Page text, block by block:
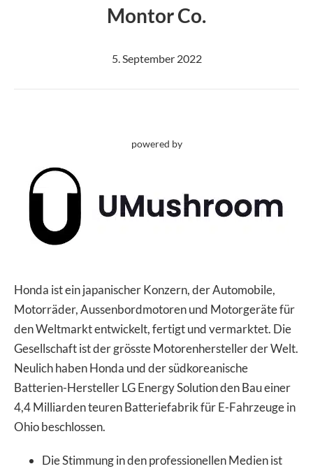
Montor Co.
5. September 2022
powered by
Honda ist ein japanischer Konzern, der Automobile,
Motorräder, Aussenbordmotoren und Motorgeräte für
den Weltmarkt entwickelt, fertigt und vermarktet. Die
Gesellschaft ist der grösste Motorenhersteller der Welt.
Neulich haben Honda und der südkoreanische
Batterien-Hersteller LG Energy Solution den Bau einer
4,4 Milliarden teuren Batteriefabrik für E-Fahrzeuge in
Ohio beschlossen.
Die Stimmung in den professionellen Medien ist